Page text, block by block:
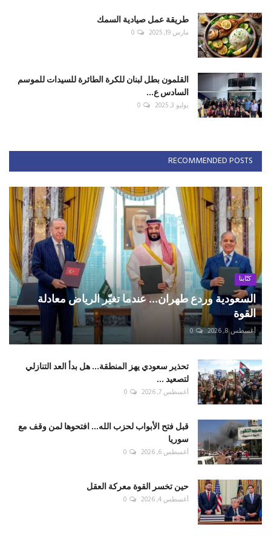
طريقة عمل صيادية السمك
مارس 19, 2025 0
القلمون بطل لبنان للكرة الطائرة للسيدات للموسم
السادس ع...
يوليو 3, 2025 0
RECOMMENDED POSTS
كتّابنا
السعودية وردع طهران... عندما تغيّر الرياض معادلة
القوة
أغسطس 8, 2026 0
تحذير سعودي يهز المنطقة... هل بدأ العد التنازلي
لتصعيد ...
أغسطس 7, 2026 0
قبل فتح الأبواب لحزب الله... افتحوها لمن وقف مع
سوريا
أغسطس 6, 2026 0
حين تخسر القوة معركة العقل
أغسطس 4, 2026 0